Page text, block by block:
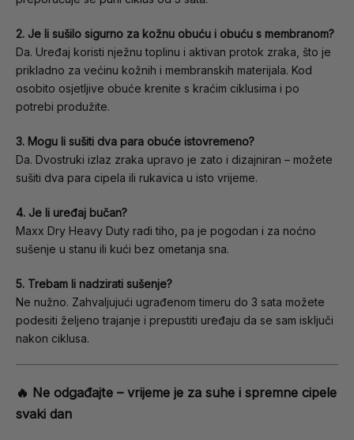
2. Je li sušilo sigurno za kožnu obuću i obuću s membranom?
Da. Uređaj koristi nježnu toplinu i aktivan protok zraka, što je
prikladno za većinu kožnih i membranskih materijala. Kod
osobito osjetljive obuće krenite s kraćim ciklusima i po
potrebi produžite.
3. Mogu li sušiti dva para obuće istovremeno?
Da. Dvostruki izlaz zraka upravo je zato i dizajniran – možete
sušiti dva para cipela ili rukavica u isto vrijeme.
4. Je li uređaj bučan?
Maxx Dry Heavy Duty radi tiho, pa je pogodan i za noćno
sušenje u stanu ili kući bez ometanja sna.
5. Trebam li nadzirati sušenje?
Ne nužno. Zahvaljujući ugrađenom timeru do 3 sata možete
podesiti željeno trajanje i prepustiti uređaju da se sam isključi
nakon ciklusa.
🔥 Ne odgađajte – vrijeme je za suhe i spremne cipele
svaki dan